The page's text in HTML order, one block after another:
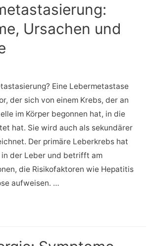
Ursachen und
Eine Lebermetastase
der sich von einem Krebs, der an
im Körper begonnen hat, in die
hat. Sie wird auch als sekundärer
Der primäre Leberkrebs hat
in der Leber und betrifft am
die Risikofaktoren wie Hepatitis
aufweisen. …